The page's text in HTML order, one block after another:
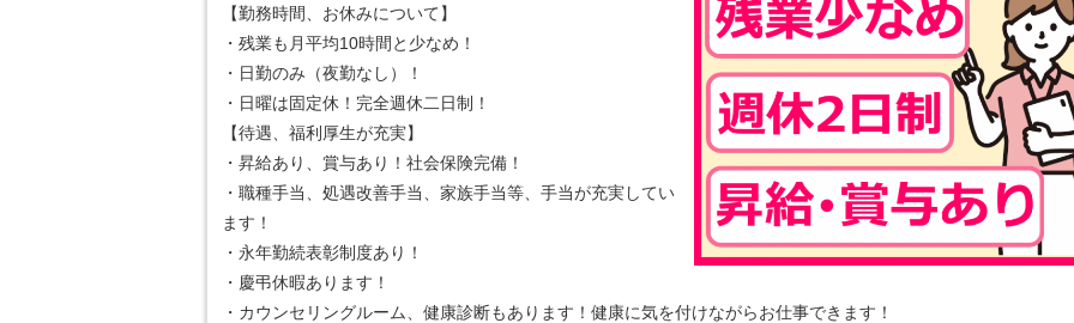
【勤務時間、お休みについて】
・残業も月平均10時間と少なめ！
・日勤のみ（夜勤なし）！
・日曜は固定休！完全週休二日制！
【待遇、福利厚生が充実】
・昇給あり、賞与あり！社会保険完備！
・職種手当、処遇改善手当、家族手当等、手当が充実してい
ます！
・永年勤続表彰制度あり！
・慶弔休暇あります！
・カウンセリングルーム、健康診断もあります！健康に気を付けながらお仕事できます！